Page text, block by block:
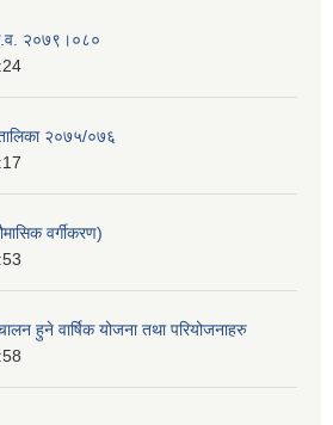
२०७९।०८०
२०७५/०७६
वर्गीकरण)
हुने वार्षिक योजना तथा परियोजनाहरु